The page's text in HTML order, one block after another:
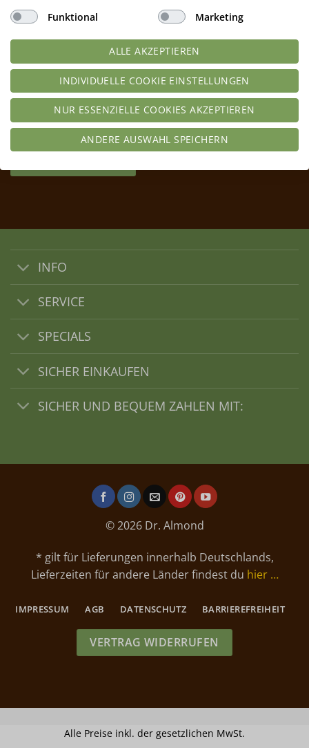
Wir liefern kostenlosen Mehrwert mit Infos, Tipps und
neuen Rezepten, halten dich auf dem Laufenden über
neue Produkt im Sortiment und informieren Dich über
Rabattaktionen und Angebote.
*Eine Abbestellung ist jederzeit möglich. Einen Abmeldelink findest Du
in jedem Newsletter
INFO
SERVICE
SPECIALS
SICHER EINKAUFEN
SICHER UND BEQUEM ZAHLEN MIT:
© 2026 Dr. Almond
* gilt für Lieferungen innerhalb Deutschlands,
Lieferzeiten für andere Länder findest du hier …
IMPRESSUM AGB DATENSCHUTZ BARRIEREFREIHEIT
VERTRAG WIDERRUFEN
Alle Preise inkl. der gesetzlichen MwSt.
Funktional
Marketing
ALLE AKZEPTIEREN
INDIVIDUELLE COOKIE EINSTELLUNGEN
NUR ESSENZIELLE COOKIES AKZEPTIEREN
ANDERE AUSWAHL SPEICHERN